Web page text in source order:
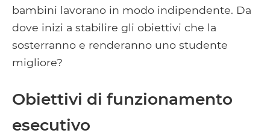
bambini lavorano in modo indipendente. Da
dove inizi a stabilire gli obiettivi che la
sosterranno e renderanno uno studente
migliore?
Obiettivi di funzionamento
esecutivo